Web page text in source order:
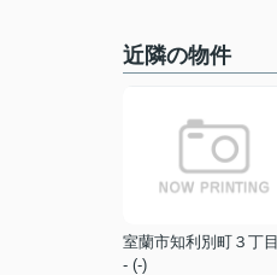
近隣の物件
室蘭市知利別町３丁目
- (-)